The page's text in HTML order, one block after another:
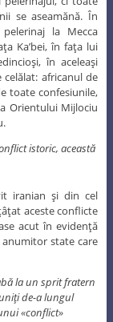
se aseamănă. În
la Mecca
Ka’bei, în faţa lui
în aceleaşi
africanul de
toate confesiunile,
Orientului Mijlociu
istoric, această
iranian şi din cel
aceste conflicte
acut în evidenţă
state care
la un sprit fratern
de-a lungul
«conflict»